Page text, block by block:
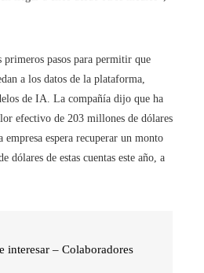
primeros pasos para permitir que
a los datos de la plataforma,
de IA. La compañía dijo que ha
efectivo de 203 millones de dólares
empresa espera recuperar un monto
dólares de estas cuentas este año, a
interesar – Colaboradores